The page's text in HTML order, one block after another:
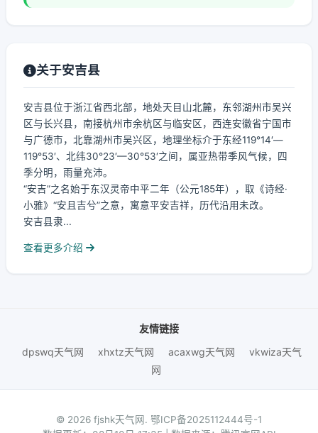
关于安吉县
安吉县位于浙江省西北部，地处天目山北麓，东邻湖州市吴兴
区与长兴县，南接杭州市余杭区与临安区，西连安徽省宁国市
与广德市，北靠湖州市吴兴区，地理坐标介于东经119°14′—
119°53′、北纬30°23′—30°53′之间，属亚热带季风气候，四
季分明，雨量充沛。
“安吉”之名始于东汉灵帝中平二年（公元185年），取《诗经·
小雅》“安且吉兮”之意，寓意平安吉祥，历代沿用未改。
安吉县隶...
查看更多介绍
友情链接
dpswq天气网
xhxtz天气网 acaxwg天气网
vkwiza天气
网
© 2026 fjshk天气网. 鄂ICP备2025112444号-1